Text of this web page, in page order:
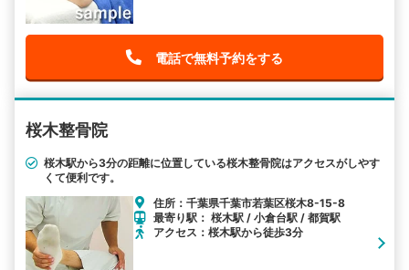
電話で無料予約をする
桜木整骨院
桜木駅から3分の距離に位置している桜木整骨院はアクセスがしやす
くて便利です。
住所：千葉県千葉市若葉区桜木8-15-8
最寄り駅： 桜木駅 / 小倉台駅 / 都賀駅
アクセス：桜木駅から徒歩3分